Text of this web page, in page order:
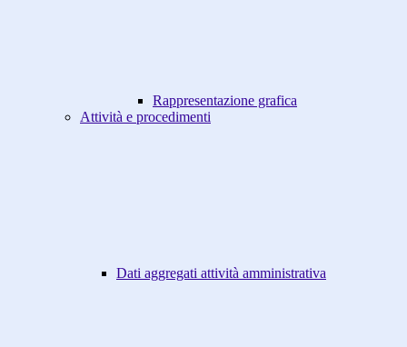
Rappresentazione grafica
Attività e procedimenti
Dati aggregati attività amministrativa